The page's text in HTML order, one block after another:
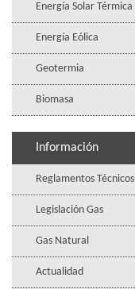
Energía Solar Térmica
Energía Eólica
Geotermia
Biomasa
Información
Reglamentos Técnicos
Legislación Gas
Gas Natural
Actualidad